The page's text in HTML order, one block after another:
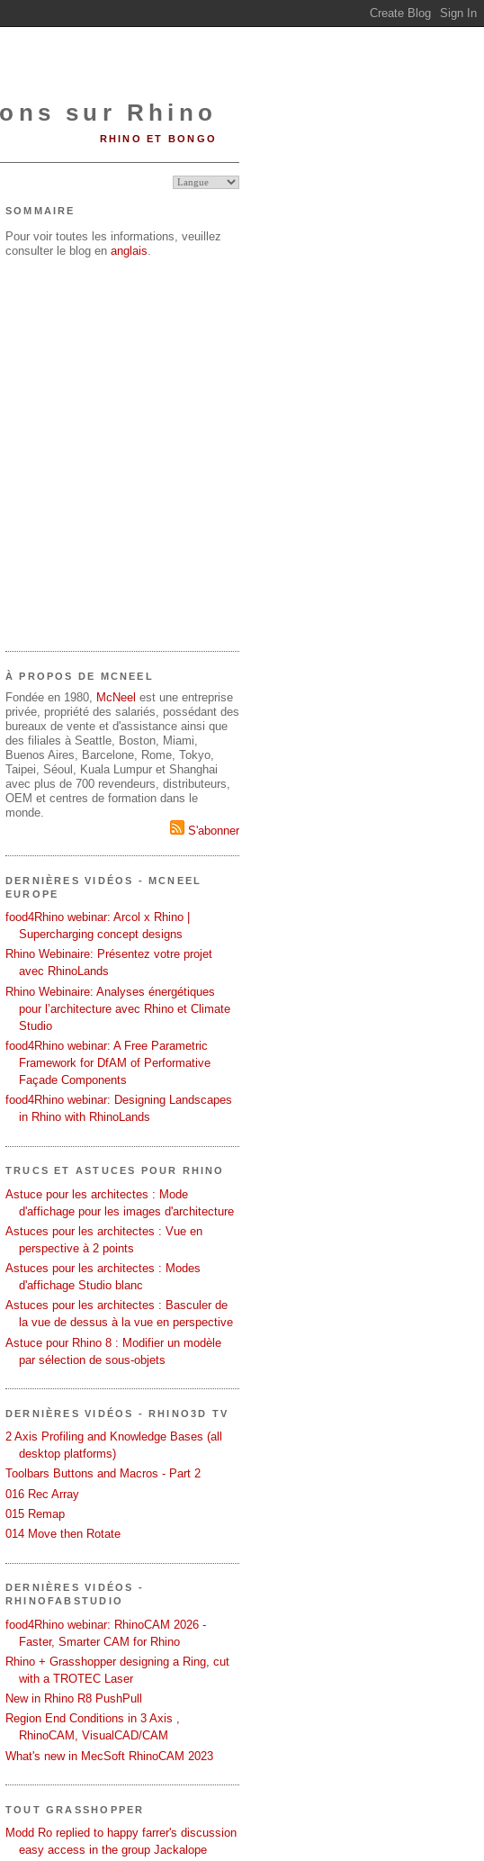
sur Rhino
RHINO ET BONGO
SOMMAIRE
Pour voir toutes les informations, veuillez
consulter le blog en anglais
À PROPOS DE MCNEEL
Fondée en 1980, McNeel est une entreprise
privée, propriété des salariés, possédant des
bureaux de vente et d'assistance ainsi que
des filiales à Seattle, Boston, Miami,
Buenos Aires, Barcelone, Rome, Tokyo,
Taipei, Séoul, Kuala Lumpur et Shanghai
avec plus de 700 revendeurs, distributeurs,
OEM et centres de formation dans le
monde.
S'abonner
DERNIÈRES VIDÉOS - MCNEEL
EUROPE
food4Rhino webinar: Arcol x Rhino |
Supercharging concept designs
Rhino Webinaire: Présentez votre projet
avec RhinoLands
Rhino Webinaire: Analyses énergétiques
pour l’architecture avec Rhino et Climate
Studio
food4Rhino webinar: A Free Parametric
Framework for DfAM of Performative
Façade Components
food4Rhino webinar: Designing Landscapes
in Rhino with RhinoLands
TRUCS ET ASTUCES POUR RHINO
Astuce pour les architectes : Mode
d'affichage pour les images d'architecture
Astuces pour les architectes : Vue en
perspective à 2 points
Astuces pour les architectes : Modes
d'affichage Studio blanc
Astuces pour les architectes : Basculer de
la vue de dessus à la vue en perspective
Astuce pour Rhino 8 : Modifier un modèle
par sélection de sous-objets
DERNIÈRES VIDÉOS - RHINO3D TV
2 Axis Profiling and Knowledge Bases (all
desktop platforms)
Toolbars Buttons and Macros - Part 2
016 Rec Array
015 Remap
014 Move then Rotate
DERNIÈRES VIDÉOS -
RHINOFABSTUDIO
food4Rhino webinar: RhinoCAM 2026 -
Faster, Smarter CAM for Rhino
Rhino + Grasshopper designing a Ring, cut
with a TROTEC Laser
New in Rhino R8 PushPull
Region End Conditions in 3 Axis ,
RhinoCAM, VisualCAD/CAM
What's new in MecSoft RhinoCAM 2023
TOUT GRASSHOPPER
Modd Ro replied to happy farrer's discussion
easy access in the group Jackalope